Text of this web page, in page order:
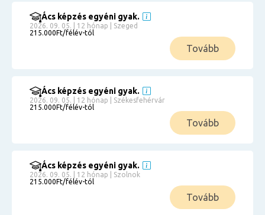
Ács képzés egyéni gyak.
2026. 09. 05. | 12 hónap | Szeged
215.000Ft/félév-tól
Tovább
Ács képzés egyéni gyak.
2026. 09. 05. | 12 hónap | Székesfehérvár
215.000Ft/félév-tól
Tovább
Ács képzés egyéni gyak.
2026. 09. 05. | 12 hónap | Szolnok
215.000Ft/félév-tól
Tovább